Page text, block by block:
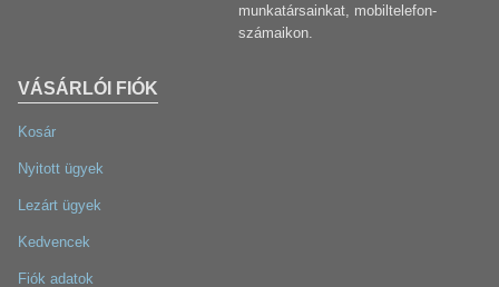
VÁSÁRLÓI FIÓK
Kosár
Nyitott ügyek
Lezárt ügyek
Kedvencek
Fiók adatok
munkatársainkat, mobiltelefon-
számaikon.